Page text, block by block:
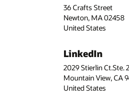
36 Crafts Street
Newton, MA 02458
United States
LinkedIn
2029 Stierlin Ct.Ste.
Mountain View, CA
United States